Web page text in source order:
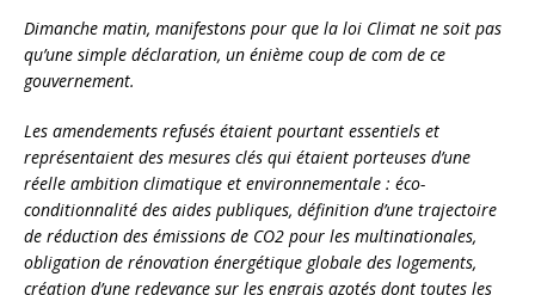
Dimanche matin, manifestons pour que la loi Climat ne soit pas
qu’une simple déclaration, un énième coup de com de ce
gouvernement.
Les amendements refusés étaient pourtant essentiels et
représentaient des mesures clés qui étaient porteuses d’une
réelle ambition climatique et environnementale : éco-
conditionnalité des aides publiques, définition d’une trajectoire
de réduction des émissions de CO2 pour les multinationales,
obligation de rénovation énergétique globale des logements,
création d’une redevance sur les engrais azotés dont toutes les